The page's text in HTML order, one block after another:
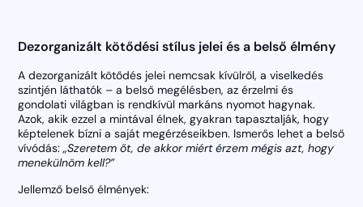
Dezorganizált kötődési stílus jelei és a belső élmény
A dezorganizált kötődés jelei nemcsak kívülről, a viselkedés
szintjén láthatók – a belső megélésben, az érzelmi és
gondolati világban is rendkívül markáns nyomot hagynak.
Azok, akik ezzel a mintával élnek, gyakran tapasztalják, hogy
képtelenek bízni a saját megérzéseikben. Ismerős lehet a belső
vívódás:„Szeretem őt, de akkor miért érzem mégis azt, hogy
menekülnöm kell?”
Jellemző belső élmények: